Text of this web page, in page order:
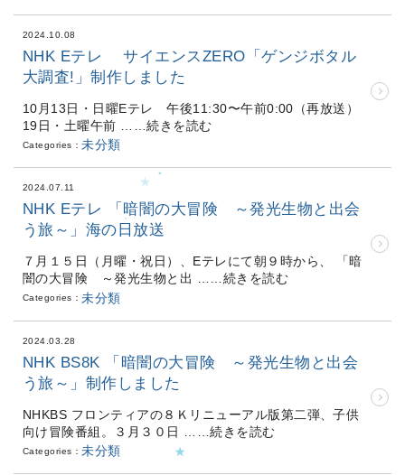
2024.10.08
NHK Eテレ サイエンスZERO「ゲンジボタル
大調査!」制作しました
10月13日・日曜Eテレ 午後11:30〜午前0:00（再放送）
19日・土曜午前
……続きを読む
Categories：未分類
2024.07.11
NHK Eテレ 「暗闇の大冒険 ～発光生物と出会
う旅～」海の日放送
７月１５日（月曜・祝日）、Eテレにて朝９時から、 「暗
闇の大冒険 ～発光生物と出
……続きを読む
Categories：未分類
2024.03.28
NHK BS8K 「暗闇の大冒険 ～発光生物と出会
う旅～」制作しました
NHKBS フロンティアの８Ｋリニューアル版第二弾、子供
向け冒険番組。３月３０日
……続きを読む
Categories：未分類